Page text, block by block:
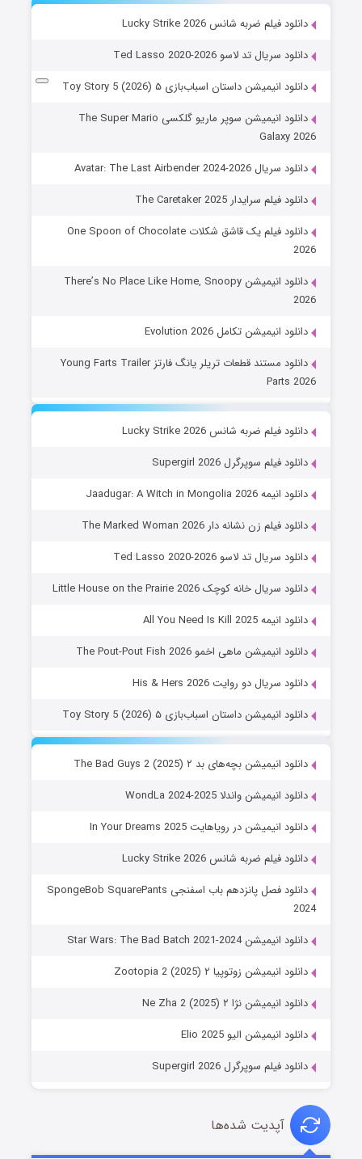
دانلود فیلم ضربه شانس Lucky Strike 2026
دانلود سریال تد لاسو Ted Lasso 2020-2026
دانلود انیمیشن داستان اسباب‌بازی ۵ Toy Story 5 (2026)
دانلود انیمیشن سوپر ماریو گلکسی The Super Mario
Galaxy 2026
دانلود سریال Avatar: The Last Airbender 2024-2026
دانلود فیلم سرایدار The Caretaker 2025
دانلود فیلم یک قاشق شکلات One Spoon of Chocolate
2026
دانلود انیمیشن There’s No Place Like Home, Snoopy
2026
دانلود انیمیشن تکامل Evolution 2026
دانلود مستند قطعات تریلر یانگ فارتز Young Farts Trailer
Parts 2026
دانلود فیلم ضربه شانس Lucky Strike 2026
دانلود فیلم سوپرگرل Supergirl 2026
دانلود انیمه Jaadugar: A Witch in Mongolia 2026
دانلود فیلم زن نشانه دار The Marked Woman 2026
دانلود سریال تد لاسو Ted Lasso 2020-2026
دانلود سریال خانه کوچک Little House on the Prairie 2026
دانلود انیمه All You Need Is Kill 2025
دانلود انیمیشن ماهی اخمو The Pout-Pout Fish 2026
دانلود سریال دو روایت His & Hers 2026
دانلود انیمیشن داستان اسباب‌بازی ۵ Toy Story 5 (2026)
دانلود انیمیشن بچه‌های بد ۲ The Bad Guys 2 (2025)
دانلود انیمیشن واندلا WondLa 2024-2025
دانلود انیمیشن در رویاهایت In Your Dreams 2025
دانلود فیلم ضربه شانس Lucky Strike 2026
دانلود فصل پانزدهم باب اسفنجی SpongeBob SquarePants
2024
دانلود انیمیشن Star Wars: The Bad Batch 2021-2024
دانلود انیمیشن زوتوپیا ۲ Zootopia 2 (2025)
دانلود انیمیشن نژا ۲ Ne Zha 2 (2025)
دانلود انیمیشن الیو Elio 2025
دانلود فیلم سوپرگرل Supergirl 2026
آپدیت شده‌ها